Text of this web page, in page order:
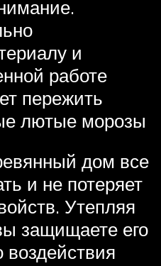
и
работе
пережить
лютые морозы
дом все
и не потеряет
Утепляя
защищаете его
воздействия